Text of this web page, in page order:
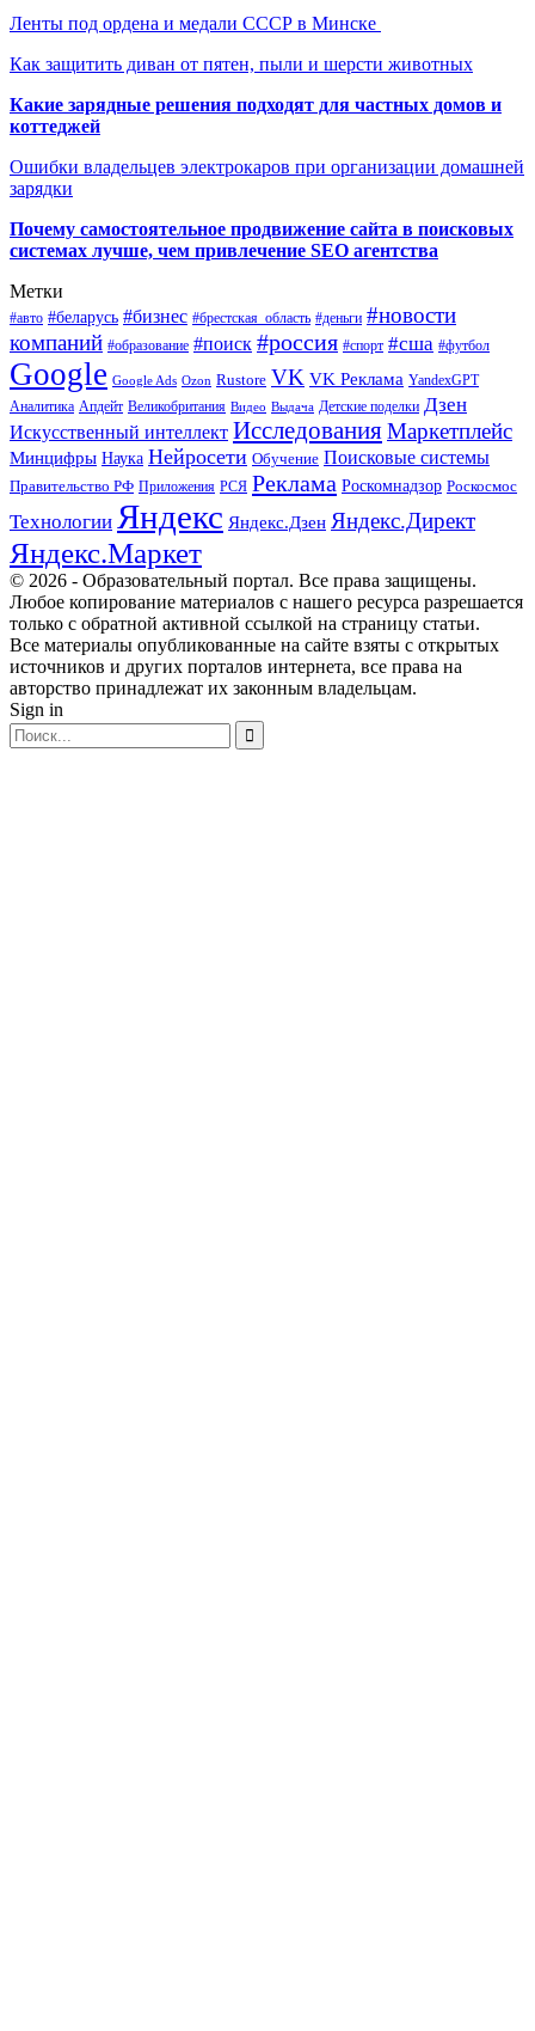
Ленты под ордена и медали СССР в Минске
Как защитить диван от пятен, пыли и шерсти животных
Какие зарядные решения подходят для частных домов и
коттеджей
Ошибки владельцев электрокаров при организации домашней
зарядки
Почему самостоятельное продвижение сайта в поисковых
системах лучше, чем привлечение SEO агентства
Метки
#авто #беларусь #бизнес #брестская_область #деньги #новости
компаний #образование #поиск #россия #спорт #сша #футбол
Google Google Ads Ozon Rustore VK VK Реклама YandexGPT
Аналитика Апдейт Великобритания Видео Выдача Детские поделки Дзен
Искусственный интеллект ИсследованияМаркетплейс
Минцифры Наука Нейросети Обучение Поисковые системы
Правительство РФ Приложения РСЯ Реклама Роскомнадзор Роскосмос
Технологии Яндекс Яндекс.Дзен Яндекс.Директ
Яндекс.Маркет
© 2026 - Образовательный портал. Все права защищены.
Любое копирование материалов с нашего ресурса разрешается
только с обратной активной ссылкой на страницу статьи.
Все материалы опубликованные на сайте взяты с открытых
источников и других порталов интернета, все права на
авторство принадлежат их законным владельцам.
Sign in